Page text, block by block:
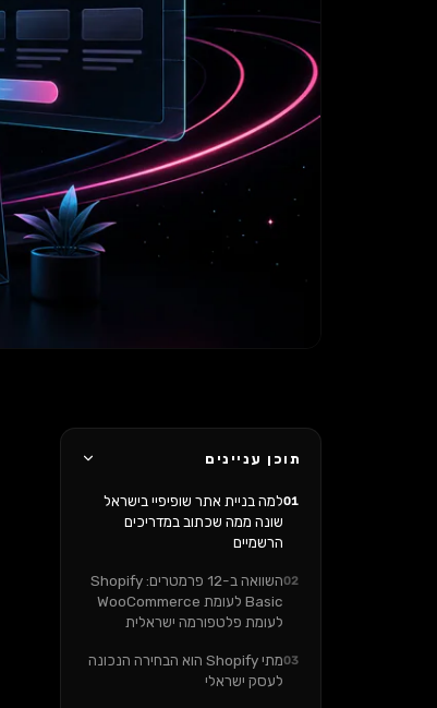
תוכן עניינים
01למה בניית אתר שופיפיי בישראל
שונה ממה שכתוב במדריכים
הרשמיים
02
השוואה ב-12 פרמטרים: Shopify
Basic לעומת WooCommerce
לעומת פלטפורמה ישראלית
03
מתי Shopify הוא הבחירה הנכונה
לעסק ישראלי